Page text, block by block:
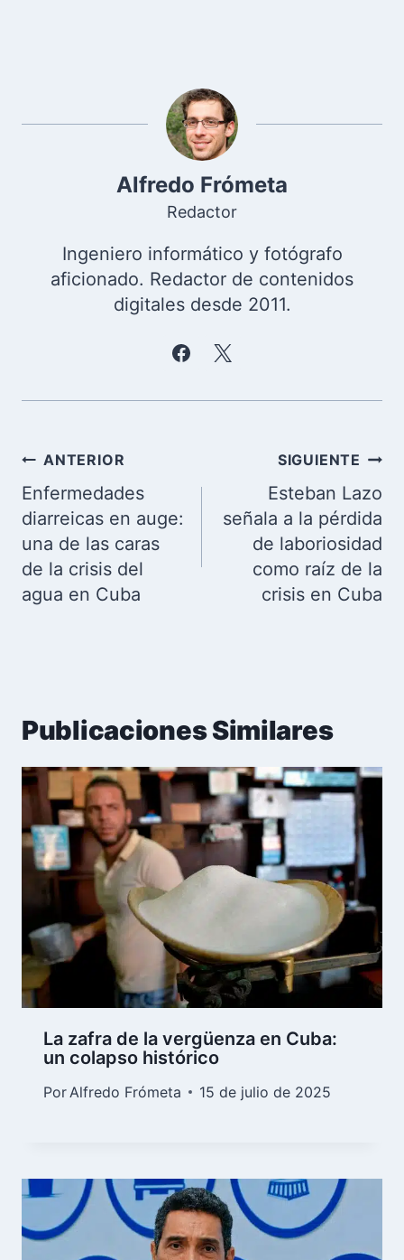
Alfredo Frómeta
Redactor
Ingeniero informático y fotógrafo
aficionado. Redactor de contenidos
digitales desde 2011.
Navegación
de
entradas
ANTERIOR
Enfermedades
diarreicas en auge:
una de las caras
de la crisis del
agua en Cuba
SIGUIENTE
Esteban Lazo
señala a la pérdida
de laboriosidad
como raíz de la
crisis en Cuba
Publicaciones Similares
La zafra de la vergüenza en Cuba:
un colapso histórico
Por Alfredo Frómeta 15 de julio de 2025